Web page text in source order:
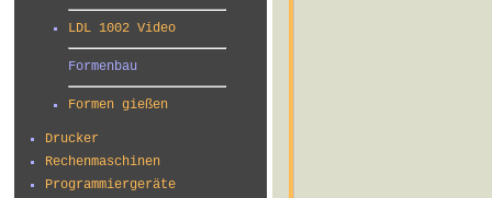
LDL 1002 Video
Formenbau
Formen gießen
Drucker
Rechenmaschinen
Programmiergeräte